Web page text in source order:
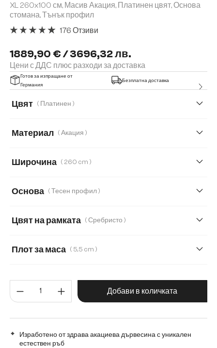
XL 260x100 см, Масив Акация, Платинен цвят, Основа
стомана, Тънък профил
1889,90 € / 3696,32 лв.
Цени с ДДС плюс разходи за доставка
176 Отзиви
Готов за изпращане от
Германия
Безплатна доставка
Цвят ( Платинен )
Материал ( Акация )
Широчина ( 260 cm )
280 cm
Основа ( Тесен профил )
Цвят на рамката ( Сребристо )
Transparent
Плот за маса ( 5,5 cm )
Количество на продукта:
Добави в количката
Изработено от здрава акациева дървесина с уникален
естествен ръб